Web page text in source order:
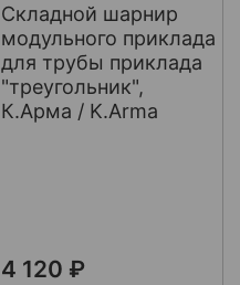
Складной шарнир
модульного приклада
для трубы приклада
"треугольник",
К.Арма / K.Arma
4 120 ₽